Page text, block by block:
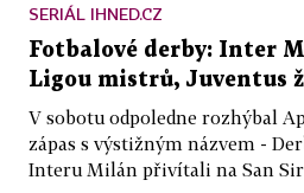
SERIÁL IHNED.CZ
Fotbalové derby: Inter
Ligou mistrů, Juventus
V sobotu odpoledne rozhýbal
zápas s výstižným názvem -
Interu Milán přivítali na San